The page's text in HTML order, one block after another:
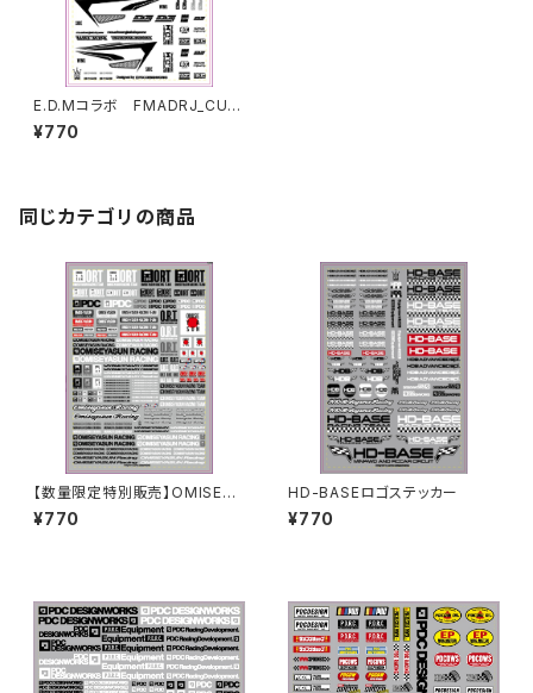
E.D.Mコラボ FMADRJ_CUT_
STICKER SHEET[DUALRIG
DE]
¥770
同じカテゴリの商品
【数量限定特別販売】OMISEYA
SUN [ ORT ]ステッカーシート
¥770
HD-BASEロゴステッカー
¥770